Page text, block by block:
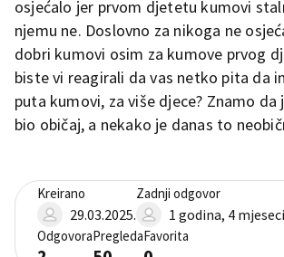
osjećalo jer prvom djetetu kumovi
njemu ne. Doslovno za nikoga ne
dobri kumovi osim za kumove prvog
biste vi reagirali da vas netko pita da
puta kumovi, za više djece? Znamo
bio običaj, a nekako je danas to
Kreirano
29.03.2025.
Zadnji odgovor
1 godina, 4
OdgovoraPregledaFavorita